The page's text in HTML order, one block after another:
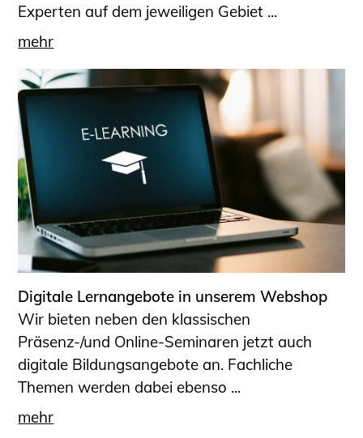
Experten auf dem jeweiligen Gebiet ...
mehr
Digitale Lernangebote in unserem Webshop
Wir bieten neben den klassischen
Präsenz-/und Online-Seminaren jetzt auch
digitale Bildungsangebote an. Fachliche
Themen werden dabei ebenso ...
mehr